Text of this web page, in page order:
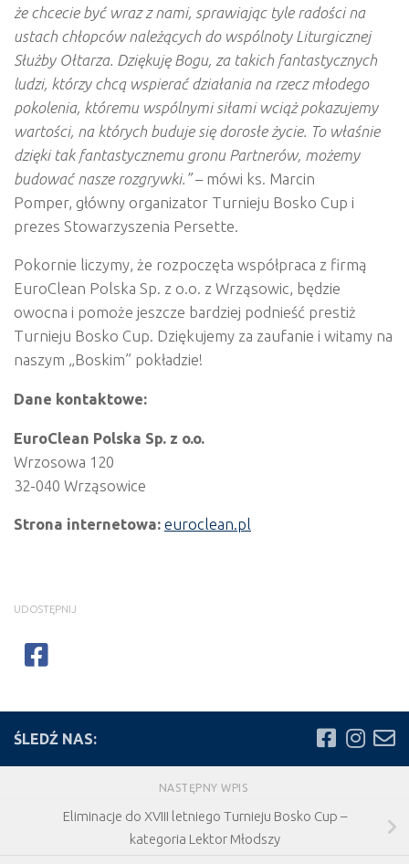
że chcecie być wraz z nami, sprawiając tyle radości na
ustach chłopców należących do wspólnoty Liturgicznej
Służby Ołtarza. Dziękuję Bogu, za takich fantastycznych
ludzi, którzy chcą wspierać działania na rzecz młodego
pokolenia, któremu wspólnymi siłami wciąż pokazujemy
wartości, na których buduje się dorosłe życie. To właśnie
dzięki tak fantastycznemu gronu Partnerów, możemy
budować nasze rozgrywki. ”– mówi ks. Marcin
Pomper, główny organizator Turnieju Bosko Cup i
prezes Stowarzyszenia Persette.
Pokornie liczymy, że rozpoczęta współpraca z firmą
EuroClean Polska Sp. z o.o. z Wrząsowic, będzie
owocna i pomoże jeszcze bardziej podnieść prestiż
Turnieju Bosko Cup. Dziękujemy za zaufanie i witamy na
naszym „Boskim” pokładzie!
Dane kontaktowe:
EuroClean Polska Sp. z o.o.
Wrzosowa 120
32-040 Wrząsowice
Strona internetowa: euroclean.pl
UDOSTĘPNIJ
ŚLEDŹ NAS:
NASTĘPNY WPIS
Eliminacje do XVIII letniego Turnieju Bosko Cup –
kategoria Lektor Młodszy